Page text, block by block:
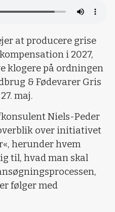
at producere grise
i 2027,
klogere på ordningen
& Fødevarer Gris
maj.
Niels-Peder
over initiativet
herunder hvem
til, hvad man skal
følger med